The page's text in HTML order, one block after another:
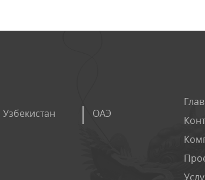
Узбекистан ОАЭ